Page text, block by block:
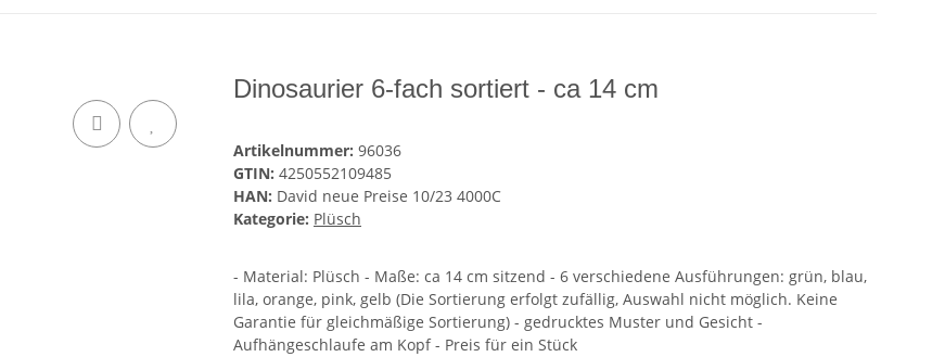
Dinosaurier 6-fach sortiert - ca 14 cm
Artikelnummer: 96036
GTIN: 4250552109485
HAN: David neue Preise 10/23 4000C
Kategorie: Plüsch
- Material: Plüsch - Maße: ca 14 cm sitzend - 6 verschiedene Ausführungen: grün, blau,
lila, orange, pink, gelb (Die Sortierung erfolgt zufällig, Auswahl nicht möglich. Keine
Garantie für gleichmäßige Sortierung) - gedrucktes Muster und Gesicht -
Aufhängeschlaufe am Kopf - Preis für ein Stück